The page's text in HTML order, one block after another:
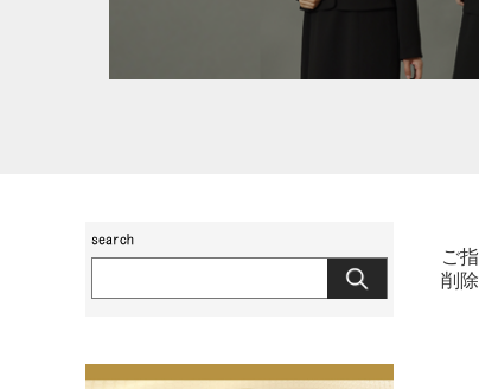
ご
削